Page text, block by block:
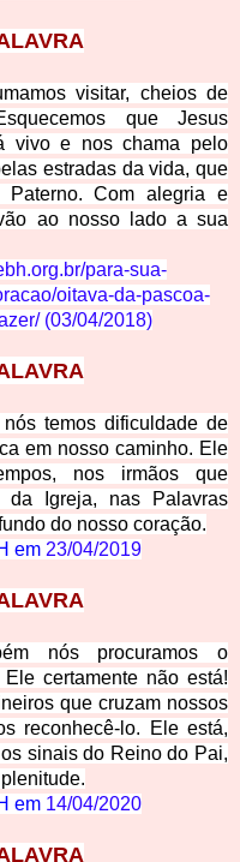
visitar, cheios de
que Jesus
vivo e nos chama pelo
estradas da vida, que
Com alegria e
ao nosso lado a sua
para-sua-
oitava-da-pascoa-
(03/04/2018)
temos dificuldade de
em nosso caminho. Ele
nos irmãos que
da Igreja, nas Palavras
do nosso coração.
em 23/04/2019
nós procuramos o
certamente não está!
que cruzam nossos
reconhecê-lo. Ele está,
sinais do Reino do Pai,
em 14/04/2020